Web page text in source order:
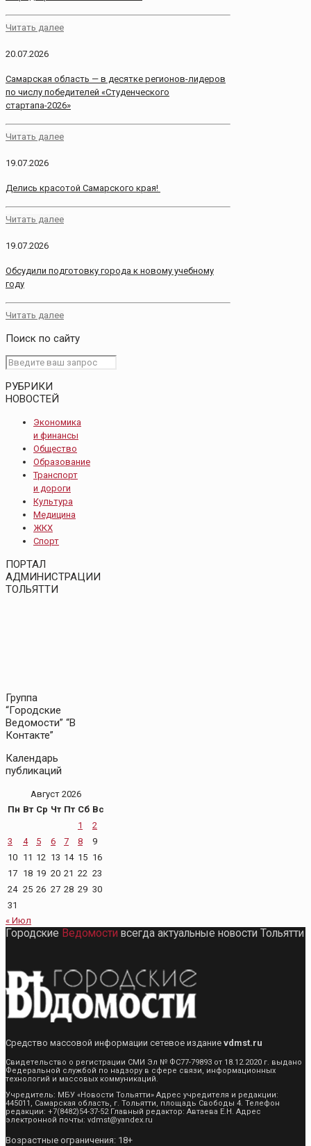
Читать далее
20.07.2026
Самарская область — в десятке регионов-лидеров
по числу победителей «Студенческого
стартапа-2026»
Читать далее
19.07.2026
Делись красотой Самарского края!
Читать далее
19.07.2026
Обсудили подготовку города к новому учебному
году
Читать далее
Поиск по сайту
РУБРИКИ
НОВОСТЕЙ
Экономика
и финансы
Общество
Образование
Транспорт
и дороги
Культура
Медицина
ЖКХ
Спорт
ПОРТАЛ
АДМИНИСТРАЦИИ
ТОЛЬЯТТИ
Группа
“Городские
Ведомости” “В
Контакте”
Календарь
публикаций
Август 2026
Пн Вт Ср Чт Пт Сб Вс
1
2
3
4 5 6 7 8
9
10 11 12 13 14 15 16
17 18 19 20 21 22 23
24 25 26 27 28 29 30
31
« Июл
Городские Ведомости всегда актуальные новости Тольятти
Средство массовой информации сетевое издание vdmst.ru
Свидетельство о регистрации СМИ Эл № ФС77-79893 от 18.12.2020 г. выдано
Федеральной службой по надзору в сфере связи, информационных
технологий и массовых коммуникаций.
Учредитель: МБУ «Новости Тольятти» Адрес учредителя и редакции:
445011, Самарская область, г. Тольятти, площадь Свободы 4. Телефон
редакции: +7(8482)54-37-52 Главный редактор: Автаева Е.Н. Адрес
электронной почты: vdmst@yandex.ru
Возрастные ограничения: 18+